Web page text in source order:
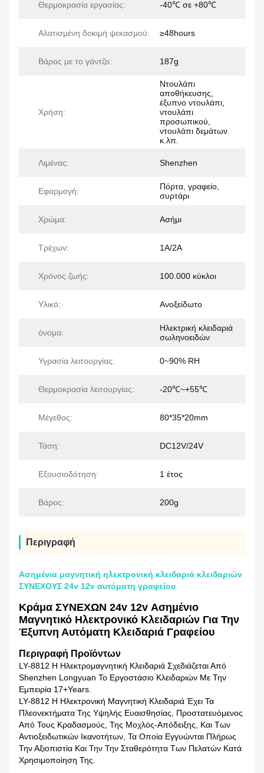
Θερμοκρασία εργασίας: -40℃ σε +80℃
Αλατισμένη δοκιμή ψεκασμού: ≥48hours
Βάρος με το γάντζο: 187g
Χρήση:
Ντουλάπι
αποθήκευσης,
έξυπνο ντουλάπι,
ντουλάπι
προσωπικού,
ντουλάπι δεμάτων
κ.λπ.
Λιμένας: Shenzhen
Εφαρμογή:
Πόρτα, γραφείο,
συρτάρι
Χρώμα: Ασήμι
Τρέχων: 1Α/2Α
Χρόνος ζωής: 100.000 κύκλοι
Υλικό: Ανοξείδωτο
όνομα:
Ηλεκτρική κλειδαριά
σωληνοειδών
Υγρασία λειτουργίας: 0~90% RH
Θερμοκρασία λειτουργίας: -20℃~+55℃
Μέγεθος: 80*35*20mm
Τάση: DC12V/24V
Εξουσιοδότηση: 1 έτος
Βάρος: 200g
Περιγραφή
Ασημένια μαγνητική ηλεκτρονική κλειδαριά κλειδαριών
ΣΥΝΕΧΟΥΣ 24v 12v αυτόματη γραφείου
Κράμα ΣΥΝΕΧΩΝ 24v 12v Ασημένιο
Μαγνητικό Ηλεκτρονικό Κλειδαριών Για Την
Έξυπνη Αυτόματη Κλειδαριά Γραφείου
Περιγραφή Προϊόντων
LY-8812 Η Ηλεκτρομαγνητική Κλειδαριά Σχεδιάζεται Από
Shenzhen Longyuan Το Εργοστάσιο Κλειδαριών Με Την
Εμπειρία 17+years.
LY-8812 Η Ηλεκτρονική Μαγνητική Κλειδαριά Έχει Τα
Πλεονεκτήματα Της Υψηλής Ευαισθησίας, Προστατευόμενος
Από Τους Κραδασμούς, Της Μοχλός-Απόδειξης, Και Των
Αντιοξειδωτικών Ικανοτήτων, Τα Οποία Εγγυώνται Πλήρως
Την Αξιοπιστία Και Την Την Σταθερότητα Των Πελατών Κατά
Χρησιμοποίηση Της.